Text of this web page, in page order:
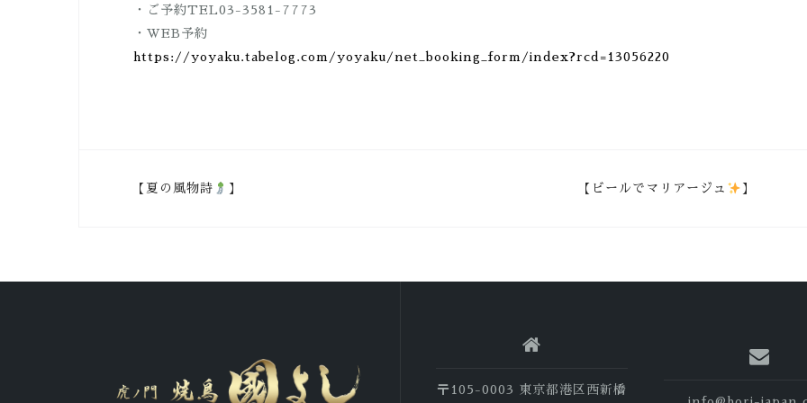
・ご予約TEL03-3581-7773
・WEB予約
https://yoyaku.tabelog.com/yoyaku/net_booking_form/index?rcd=13056220
投
ビ
【夏の風物詩 】 【ビールでマリアージュ 】
〒105-0003 東京都港区西新橋